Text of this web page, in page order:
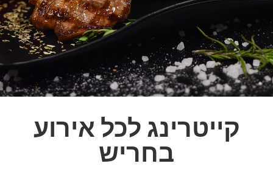
קייטרינג לכל אירוע
בחריש